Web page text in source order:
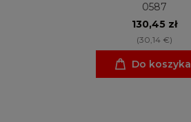
0587
130,45 zł
(30,14 €)
Do koszyka